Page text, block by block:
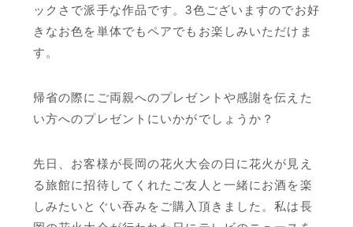
ックさで派手な作品です。3色ございますのでお好
きなお色を単体でもペアでもお楽しみいただけま
す。
帰省の際にご両親へのプレゼントや感謝を伝えた
い方へのプレゼントにいかがでしょうか？
先日、お客様が長岡の花火大会の日に花火が見え
る旅館に招待してくれたご友人と一緒にお酒を楽
しみたいとぐい吞みをご購入頂きました。私は長